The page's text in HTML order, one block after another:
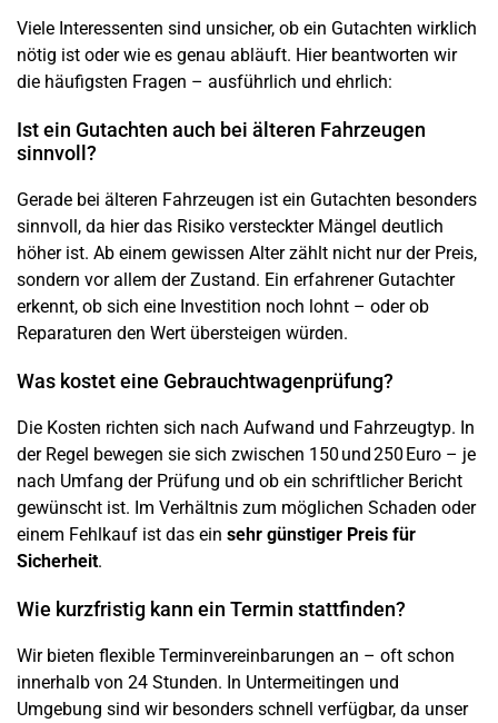
Viele Interessenten sind unsicher, ob ein Gutachten wirklich
nötig ist oder wie es genau abläuft. Hier beantworten wir
die häufigsten Fragen – ausführlich und ehrlich:
Ist ein Gutachten auch bei älteren Fahrzeugen
sinnvoll?
Gerade bei älteren Fahrzeugen ist ein Gutachten besonders
sinnvoll, da hier das Risiko versteckter Mängel deutlich
höher ist. Ab einem gewissen Alter zählt nicht nur der Preis,
sondern vor allem der Zustand. Ein erfahrener Gutachter
erkennt, ob sich eine Investition noch lohnt – oder ob
Reparaturen den Wert übersteigen würden.
Was kostet eine Gebrauchtwagenprüfung?
Die Kosten richten sich nach Aufwand und Fahrzeugtyp. In
der Regel bewegen sie sich zwischen 150 und 250 Euro – je
nach Umfang der Prüfung und ob ein schriftlicher Bericht
gewünscht ist. Im Verhältnis zum möglichen Schaden oder
einem Fehlkauf ist das ein sehr günstiger Preis für
Sicherheit.
Wie kurzfristig kann ein Termin stattfinden?
Wir bieten flexible Terminvereinbarungen an – oft schon
innerhalb von 24 Stunden. In Untermeitingen und
Umgebung sind wir besonders schnell verfügbar, da unser